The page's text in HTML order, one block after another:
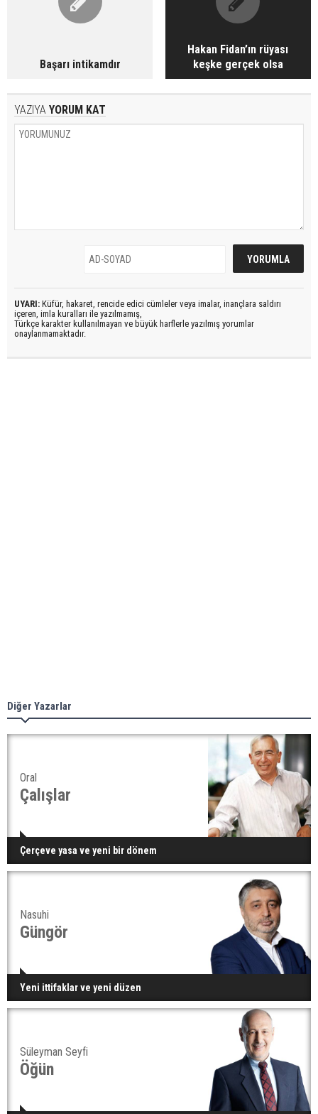
Başarı intikamdır
Hakan Fidan’ın rüyası
keşke gerçek olsa
YAZIYA YORUM KAT
UYARI: Küfür, hakaret, rencide edici cümleler veya imalar, inançlara saldırı
içeren, imla kuralları ile yazılmamış,
Türkçe karakter kullanılmayan ve büyük harflerle yazılmış yorumlar
onaylanmamaktadır.
Diğer Yazarlar
Oral
Çalışlar
Çerçeve yasa ve yeni bir dönem
Nasuhi
Güngör
Yeni ittifaklar ve yeni düzen
Süleyman Seyfi
Öğün